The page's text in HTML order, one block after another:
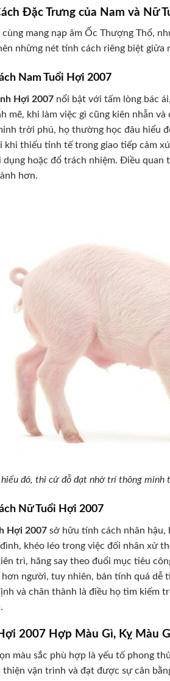
Đặc Trưng của Nam và Nữ
cùng mang nạp âm Ốc Thượng Thổ,
những nét tính cách riêng biệt giữa
Nam Tuổi Hợi 2007
Hợi 2007 nổi bật với tấm lòng bác
mẽ, khi làm việc gì cũng kiên nhẫn
trời phú, họ thường học đâu hiểu
khi thiếu tinh tế trong giao tiếp cảm
dụng hoặc đổ trách nhiệm. Điều quan
hơn.
hiểu đó, thi cử đỗ đạt nhờ trí thông minh
Nữ Tuổi Hợi 2007
Hợi 2007 sở hữu tính cách nhân
khéo léo trong việc đối nhân xử
trì, hăng say theo đuổi mục tiêu
người, tuy nhiên, bản tính quá dễ
và chân thành là điều họ tìm kiếm
2007 Hợp Màu Gì, Kỵ Màu
màu sắc phù hợp là yếu tố phong
thiện vận trình và đạt được sự cân